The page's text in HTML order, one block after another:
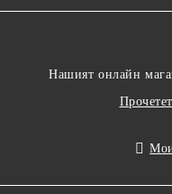
Нашият онлайн